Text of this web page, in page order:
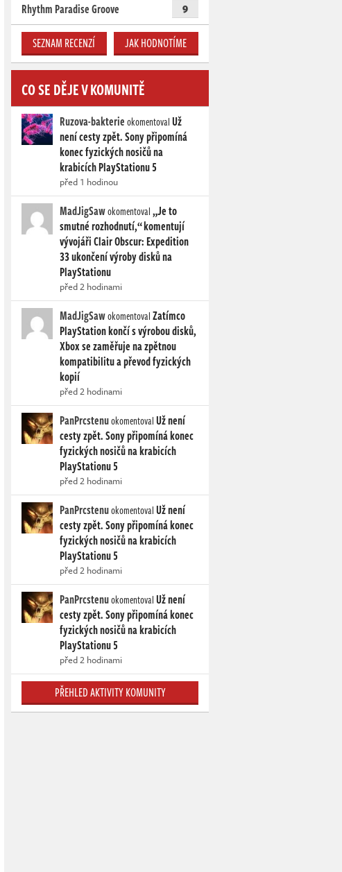
Rhythm Paradise Groove 9
SEZNAM RECENZÍ JAK HODNOTÍME
CO SE DĚJE V KOMUNITĚ
Ruzova-bakterieokomentovalUž
není cesty zpět. Sony připomíná
konec fyzických nosičů na
krabicích PlayStationu 5
před 1 hodinou
MadJigSawokomentoval„Je to
smutné rozhodnutí,“ komentují
vývojáři Clair Obscur: Expedition
33 ukončení výroby disků na
PlayStationu
před 2 hodinami
MadJigSawokomentovalZatímco
PlayStation končí s výrobou disků,
Xbox se zaměřuje na zpětnou
kompatibilitu a převod fyzických
kopií
před 2 hodinami
PanPrcstenuokomentovalUž není
cesty zpět. Sony připomíná konec
fyzických nosičů na krabicích
PlayStationu 5
před 2 hodinami
PanPrcstenuokomentovalUž není
cesty zpět. Sony připomíná konec
fyzických nosičů na krabicích
PlayStationu 5
před 2 hodinami
PanPrcstenuokomentovalUž není
cesty zpět. Sony připomíná konec
fyzických nosičů na krabicích
PlayStationu 5
před 2 hodinami
PŘEHLED AKTIVITY KOMUNITY